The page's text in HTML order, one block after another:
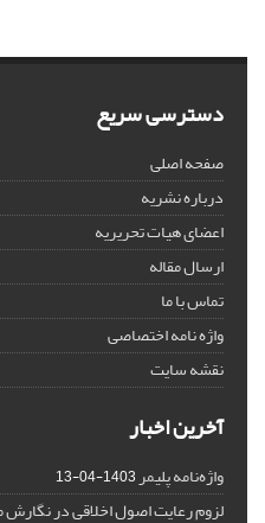
دسترسی سریع
صفحه اصلی
درباره نشریه
اعضای هیات تحریریه
ارسال مقاله
تماس با ما
واژه نامه اختصاصی
نقشه سایت
آخرین اخبار
واژه‌نامه پلیمر1403-04-13
لزوم رعایت اصول اخلاقی در